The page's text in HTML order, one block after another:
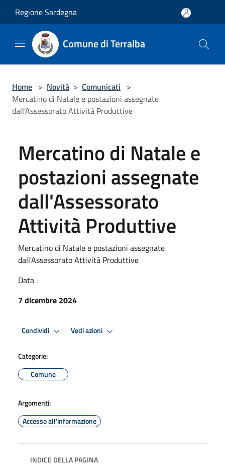
Regione Sardegna
Comune di Terralba
Home > Novità > Comunicati >
Mercatino di Natale e postazioni assegnate
dall'Assessorato Attività Produttive
Mercatino di Natale e
postazioni assegnate
dall'Assessorato
Attività Produttive
Mercatino di Natale e postazioni assegnate
dall'Assessorato Attività Produttive
Data :
7 dicembre 2024
Condividi Vedi azioni
Categorie:
Comune
Argomenti:
Accesso all'informazione
INDICE DELLA PAGINA